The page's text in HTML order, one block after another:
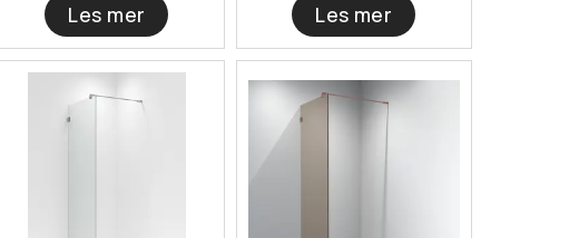
Les mer Les mer